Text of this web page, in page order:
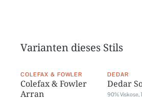
Varianten dieses Stils
COLEFAX & FOWLER
Colefax & Fowler
Arran
DEDAR
Dedar
90% Viskose,